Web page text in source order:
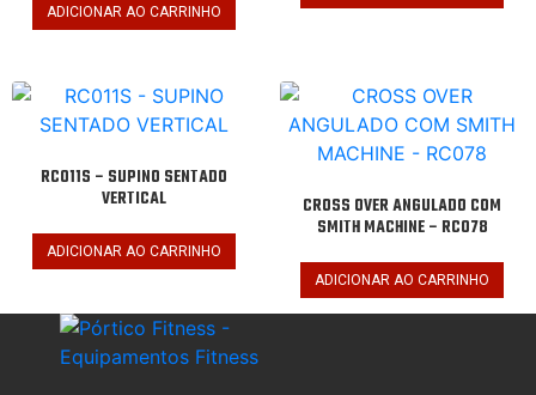
ADICIONAR AO CARRINHO
RC011S – SUPINO SENTADO
VERTICAL
ADICIONAR AO CARRINHO
CROSS OVER ANGULADO COM
SMITH MACHINE – RC078
ADICIONAR AO CARRINHO